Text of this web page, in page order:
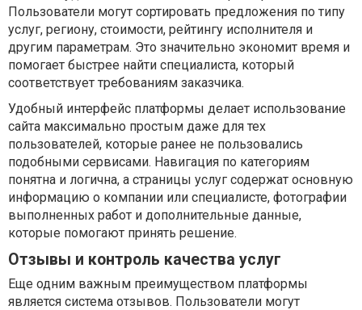
Пользователи могут сортировать предложения по типу
услуг, региону, стоимости, рейтингу исполнителя и
другим параметрам. Это значительно экономит время и
помогает быстрее найти специалиста, который
соответствует требованиям заказчика.
Удобный интерфейс платформы делает использование
сайта максимально простым даже для тех
пользователей, которые ранее не пользовались
подобными сервисами. Навигация по категориям
понятна и логична, а страницы услуг содержат основную
информацию о компании или специалисте, фотографии
выполненных работ и дополнительные данные,
которые помогают принять решение.
Отзывы и контроль качества услуг
Еще одним важным преимуществом платформы
является система отзывов. Пользователи могут